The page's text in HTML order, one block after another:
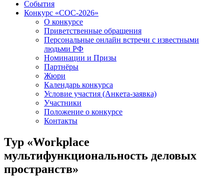
События
Конкурс «СОС-2026»
О конкурсе
Приветственные обращения
Персональные онлайн встречи с известными
людьми РФ
Номинации и Призы
Партнёры
Жюри
Календарь конкурса
Условие участия (Анкета-заявка)
Участники
Положение о конкурсе
Контакты
Тур «Workplace
мультифункциональность деловых
пространств»